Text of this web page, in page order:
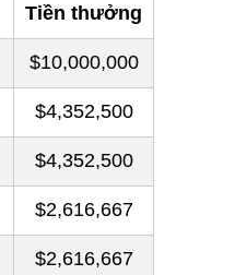
Tiền thưởng
$10,000,000
$4,352,500
$4,352,500
$2,616,667
$2,616,667